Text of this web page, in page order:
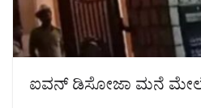
ಐವನ್ ಡಿಸೋಜಾ ಮನೆ ಮೇಲೆ